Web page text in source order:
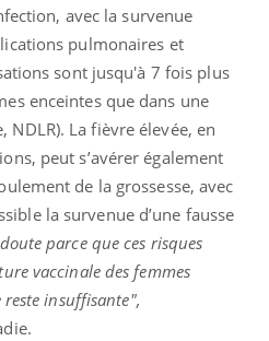
avec la survenue
pulmonaires et
sont jusqu'à 7 fois plus
enceintes que dans une
La fièvre élevée, en
peut s’avérer également
de la grossesse, avec
la survenue d’une fausse
parce que ces risques
vaccinale des femmes
insuffisante",